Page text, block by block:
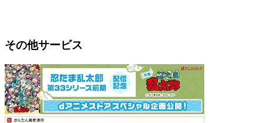
その他サービス